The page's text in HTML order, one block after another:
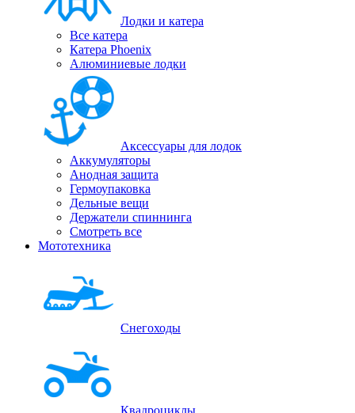
Лодки и катера
Все катера
Катера Phoenix
Алюминиевые лодки
Аксессуары для лодок
Аккумуляторы
Анодная защита
Гермоупаковка
Дельные вещи
Держатели спиннинга
Смотреть все
Мототехника
Снегоходы
Квадроциклы